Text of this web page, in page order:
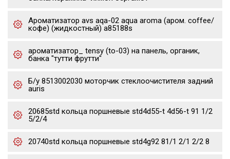
Ароматизатор avs aqa-02 aqua aroma (аром. coffee/
кофе) (жидкостный) a85188s
ароматизатор_ tensy (to-03) на панель, органик,
банка "тутти фрутти"
Б/у 8513002030 моторчик стеклоочистителя задний
auris
20685std кольца поршневые std4d55-t 4d56-t 91 1/2
5/2/4
20740std кольца поршневые std4g92 81/1 2/1 2/2 8